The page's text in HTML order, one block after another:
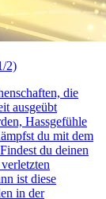
2)
die
ausgeübt
Hassgefühle
du mit dem
du deinen
ist diese
in der